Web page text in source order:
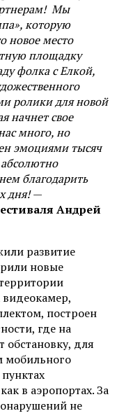
Мы
которую
новое место
площадку
фолка с Елкой,
ролики для новой
начнет свое
много, но
эмоциями тысяч
благодарить
дня!—
Андрей
развитие
новые
построен
где на
обстановку, для
мобильного
в аэропортах. За
не